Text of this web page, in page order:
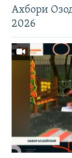
Ахбори
2026